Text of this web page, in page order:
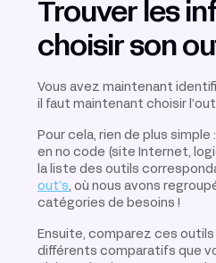
Trouver les
choisir son
Vous avez maintenant
il faut maintenant choisir
Pour cela, rien de plus
en no code (site Internet,
la liste des outils
out’s, où nous avons
catégories de besoins !
Ensuite, comparez ces outils
différents comparatifs que